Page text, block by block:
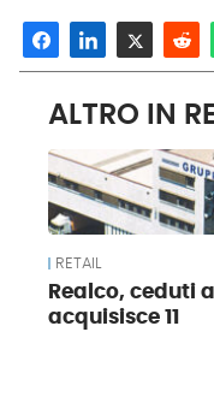
ALTRO IN
RETAIL
Realco, ceduti
acquisisce 11